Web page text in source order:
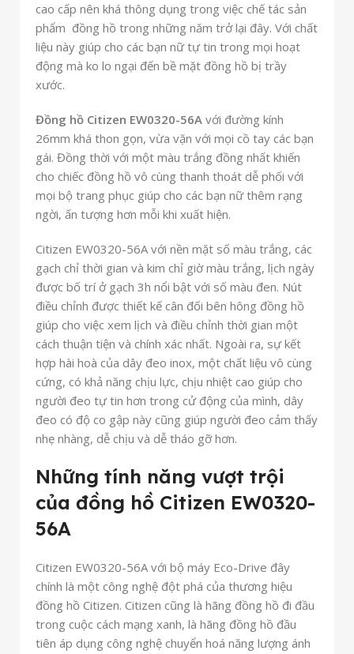
cao cấp nên khá thông dụng trong việc chế tác sản
phẩm đồng hồ trong những năm trở lại đây. Với chất
liệu này giúp cho các bạn nữ tự tin trong mọi hoạt
động mà ko lo ngại đến bề mặt đồng hồ bị trầy
xước.
Đồng hồ Citizen EW0320-56A với đường kính
26mm khá thon gọn, vừa vặn với mọi cồ tay các bạn
gái. Đồng thời với một màu trắng đồng nhất khiến
cho chiếc đồng hồ vô cùng thanh thoát dễ phối với
mọi bộ trang phục giúp cho các bạn nữ thêm rạng
ngời, ấn tượng hơn mỗi khi xuất hiện.
Citizen EW0320-56A với nền mặt số màu trắng, các
gạch chỉ thời gian và kim chỉ giờ màu trắng, lịch ngày
được bố trí ở gạch 3h nổi bật với số màu đen. Nút
điều chỉnh được thiết kế cân đối bên hông đồng hồ
giúp cho việc xem lịch và điều chỉnh thời gian một
cách thuận tiện và chính xác nhất. Ngoài ra, sự kết
hợp hài hoà của dây đeo inox, một chất liệu vô cùng
cứng, có khả năng chịu lực, chịu nhiệt cao giúp cho
người đeo tự tin hơn trong cử động của mình, dây
đeo có độ co gập này cũng giúp người đeo cảm thấy
nhẹ nhàng, dễ chịu và dễ tháo gỡ hơn.
Những tính năng vượt trội
của đồng hồ Citizen EW0320-
56A
Citizen EW0320-56A với bộ máy Eco-Drive đây
chính là một công nghệ đột phá của thương hiệu
đồng hồ Citizen. Citizen cũng là hãng đồng hồ đi đầu
trong cuộc cách mạng xanh, là hãng đồng hồ đầu
tiên áp dụng công nghệ chuyển hoá năng lượng ánh